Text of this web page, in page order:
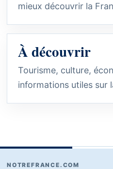
mieux découvrir la
À découvrir
Tourisme, culture,
informations utiles sur
NOTREFRANCE.COM